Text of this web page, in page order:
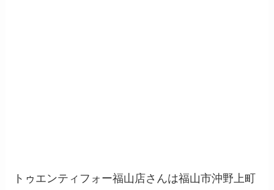
トゥエンティフォー福山店さんは福山市沖野上町